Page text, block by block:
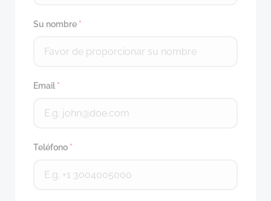
Su nombre *
Email *
Teléfono *